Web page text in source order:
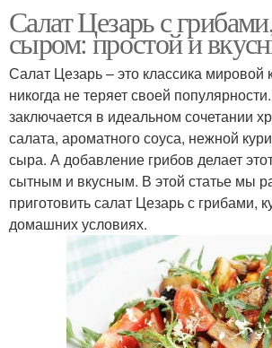
Салат Цезарь с
сыром: простой и
Салат Цезарь – это классика мировой
никогда не теряет своей
заключается в идеальном сочетании
салата, ароматного соуса, нежной
сыра. А добавление грибов делает
сытным и вкусным. В этой статье мы
приготовить салат Цезарь с грибами,
домашних условиях.